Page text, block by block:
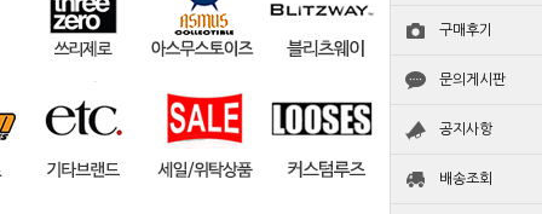
구매후기
문의게시판
공지사항
배송조회